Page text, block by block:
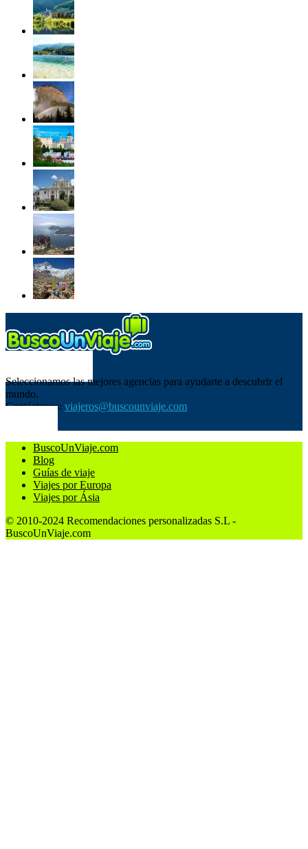
Seleccionamos las mejores agencias para ayudarte a descubrir el
mundo.
Contáctanos: viajeros@buscounviaje.com
BuscoUnViaje.com
Blog
Guías de viaje
Viajes por Europa
Viajes por Ásia
© 2010-2024 Recomendaciones personalizadas S.L -
BuscoUnViaje.com